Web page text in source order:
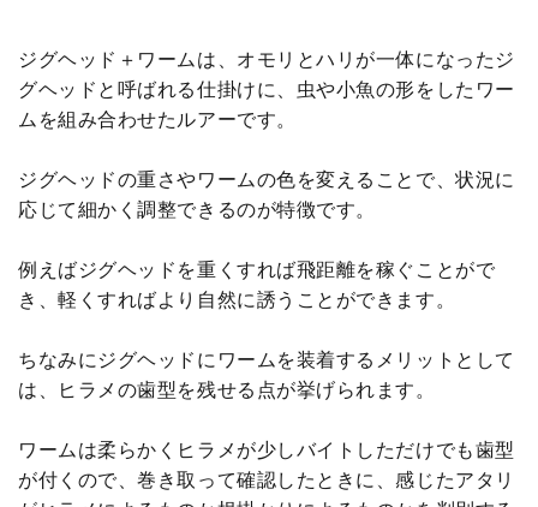
ジグヘッド＋ワームは、オモリとハリが一体になったジ
グヘッドと呼ばれる仕掛けに、虫や小魚の形をしたワー
ムを組み合わせたルアーです。
ジグヘッドの重さやワームの色を変えることで、状況に
応じて細かく調整できるのが特徴です。
例えばジグヘッドを重くすれば飛距離を稼ぐことがで
き、軽くすればより自然に誘うことができます。
ちなみにジグヘッドにワームを装着するメリットとして
は、ヒラメの歯型を残せる点が挙げられます。
ワームは柔らかくヒラメが少しバイトしただけでも歯型
が付くので、巻き取って確認したときに、感じたアタリ